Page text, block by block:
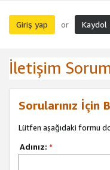
Giriş yap or Kaydol
İletişim
Sorularınız İçin
Lütfen aşağıdaki formu
Adınız: *